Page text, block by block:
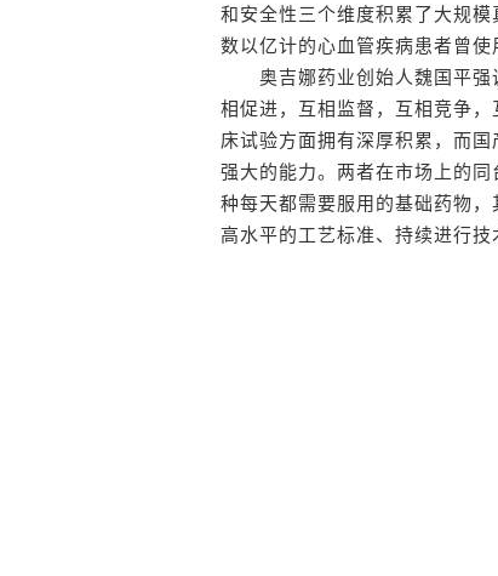
和安全性三个维度积累了大规
数以亿计的心血管疾病患者曾使
奥吉娜药业创始人魏国平强
相促进，互相监督，互相竞争
床试验方面拥有深厚积累，而
强大的能力。两者在市场上的
种每天都需要服用的基础药物
高水平的工艺标准、持续进行